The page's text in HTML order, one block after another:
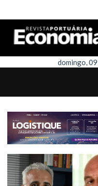
domingo,